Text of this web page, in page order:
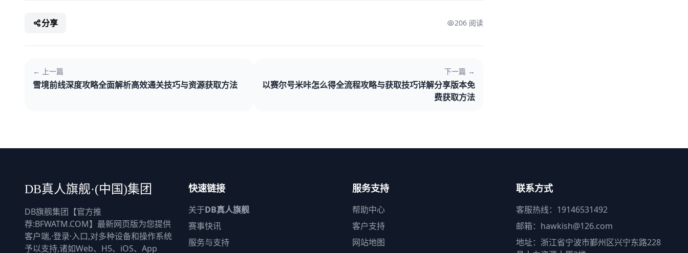
分享 206 阅读
← 上一篇
雪境前线深度攻略全面解析高效通关技巧与资源获取方法
下一篇 →
以赛尔号米咔怎么得全流程攻略与获取技巧详解分享版本免
费获取方法
DB真人旗舰·(中国)集团
DB旗舰集团【官方推
荐:BFWATM.COM】最新网页版为您提供
客户端,·登录·入口,对多种设备和操作系统
予以支持,诸如Web、H5、iOS、App
快速链接
关于DB真人旗舰
赛事快讯
服务与支持
服务支持
帮助中心
客户支持
网站地图
联系方式
客服热线：19146531492
邮箱：hawkish@126.com
地址：浙江省宁波市鄞州区兴宁东路228